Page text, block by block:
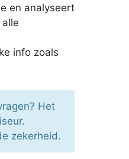
en analyseert
info zoals
Het
zekerheid.